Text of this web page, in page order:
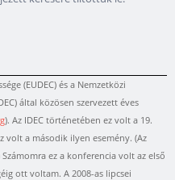
(EUDEC) és a Nemzetközi
által közösen szervezett éves
). Az IDEC történetében ez volt a 19.
volt a második ilyen esemény. (Az
ez a konferencia volt az első
ott voltam. A 2008-as lipcsei